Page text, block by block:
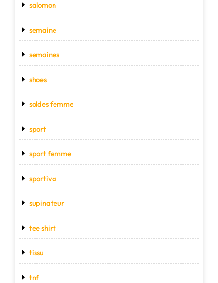
salomon
semaine
semaines
shoes
soldes femme
sport
sport femme
sportiva
supinateur
tee shirt
tissu
tnf